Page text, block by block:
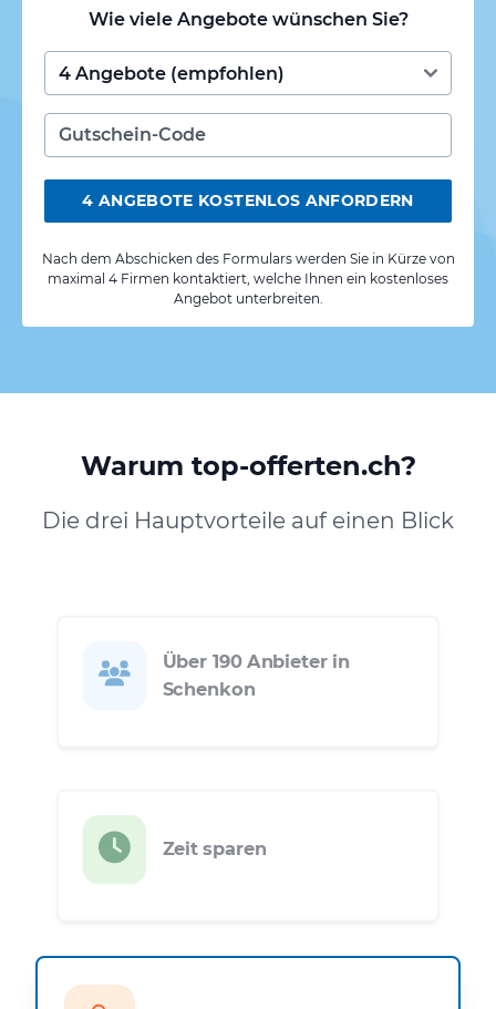
Wie viele Angebote wünschen Sie?
4 ANGEBOTE KOSTENLOS ANFORDERN
Nach dem Abschicken des Formulars werden Sie in Kürze von
maximal 4 Firmen kontaktiert, welche Ihnen ein kostenloses
Angebot unterbreiten.
Warum top-offerten.ch?
Die drei Hauptvorteile auf einen Blick
Über 190 Anbieter in
Schenkon
Zeit sparen